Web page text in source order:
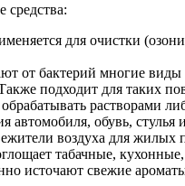
для очистки
от бактерий многие виды
подходит для таких
растворами
автомобиля, обувь, стулья
воздуха для жилых
табачные,
источают свежие